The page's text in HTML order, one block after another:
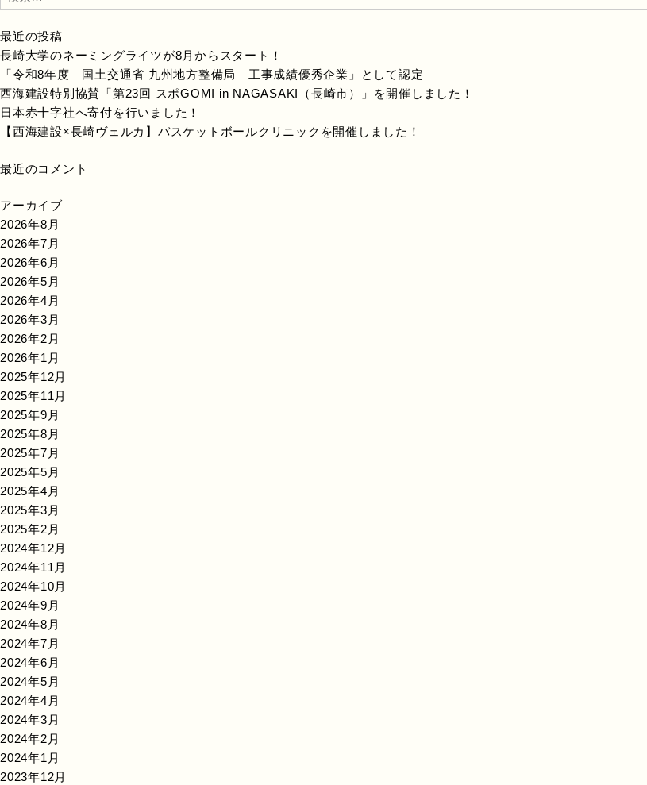
索:
最近の投稿
長崎大学のネーミングライツが8月からスタート！
「令和8年度 国土交通省 九州地方整備局 工事成績優秀企業」として認定
西海建設特別協賛「第23回 スポGOMI in NAGASAKI（長崎市）」を開催しました！
日本赤十字社へ寄付を行いました！
【西海建設×長崎ヴェルカ】バスケットボールクリニックを開催しました！
最近のコメント
アーカイブ
2026年8月
2026年7月
2026年6月
2026年5月
2026年4月
2026年3月
2026年2月
2026年1月
2025年12月
2025年11月
2025年9月
2025年8月
2025年7月
2025年5月
2025年4月
2025年3月
2025年2月
2024年12月
2024年11月
2024年10月
2024年9月
2024年8月
2024年7月
2024年6月
2024年5月
2024年4月
2024年3月
2024年2月
2024年1月
2023年12月